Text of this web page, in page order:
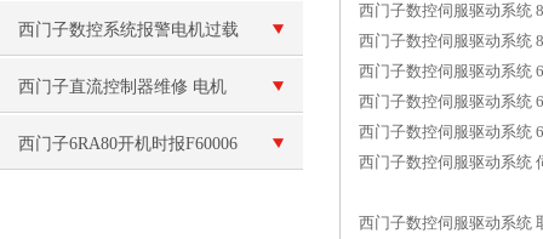
失灵
西门子数控系统报警电机过载
维修
西门子直流控制器维修 电机
故障
西门子6RA80开机时报F60006
西门子数控伺服驱动系统
西门子数控伺服驱动系统
西门子数控伺服驱动系统
西门子数控伺服驱动系统
西门子数控伺服驱动系统
西门子数控伺服驱动系统
西门子数控伺服驱动系统